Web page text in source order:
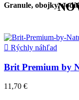
Granule, obojky,
 Rýchly náhľad
Brit Premium by
11,70 €